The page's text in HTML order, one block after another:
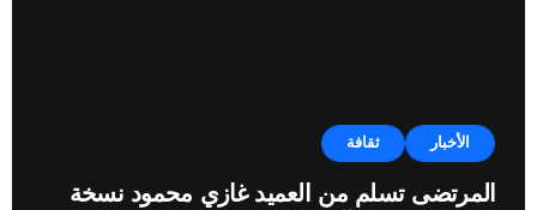
الأخبار ثقافة
المرتضى تسلم من العميد غازي محمود نسخة